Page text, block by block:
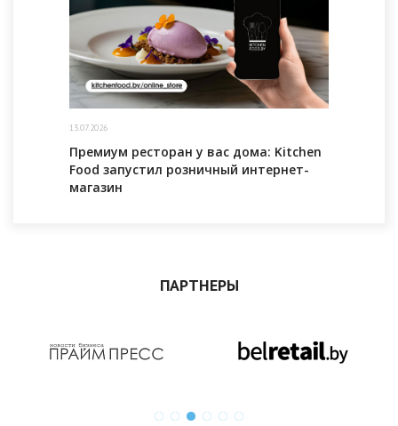
13.07.2026
Премиум ресторан у вас дома: Kitchen
Food запустил розничный интернет-
магазин
ПАРТНЕРЫ